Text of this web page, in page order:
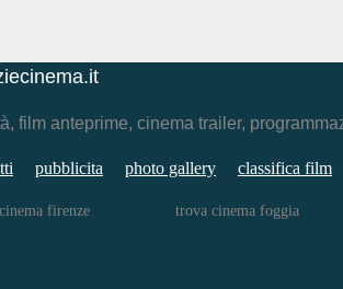
film anteprime, cinema trailer,
pubblicita photo gallery classifica film
firenze trova cinema foggia